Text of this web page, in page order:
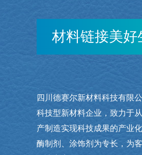
材料链接美好
四川德赛尔新材料科技有限
科技型新材料企业，致力于
产制造实现科技成果的产业
酶制剂、涂饰剂为专长，为